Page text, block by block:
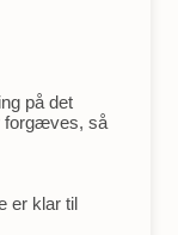
på det
forgæves, så
er klar til